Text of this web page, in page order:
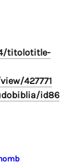
titolotitle-
427771
id86